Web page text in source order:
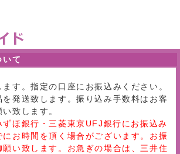
て
す。指定の口座にお振込みください。
発送致します。振り込み手数料はお客
致します。
ほ銀行・三菱東京UFJ銀行にお振込み
お時間を頂く場合がございます。お振
い致します。お急ぎの場合は、三井住